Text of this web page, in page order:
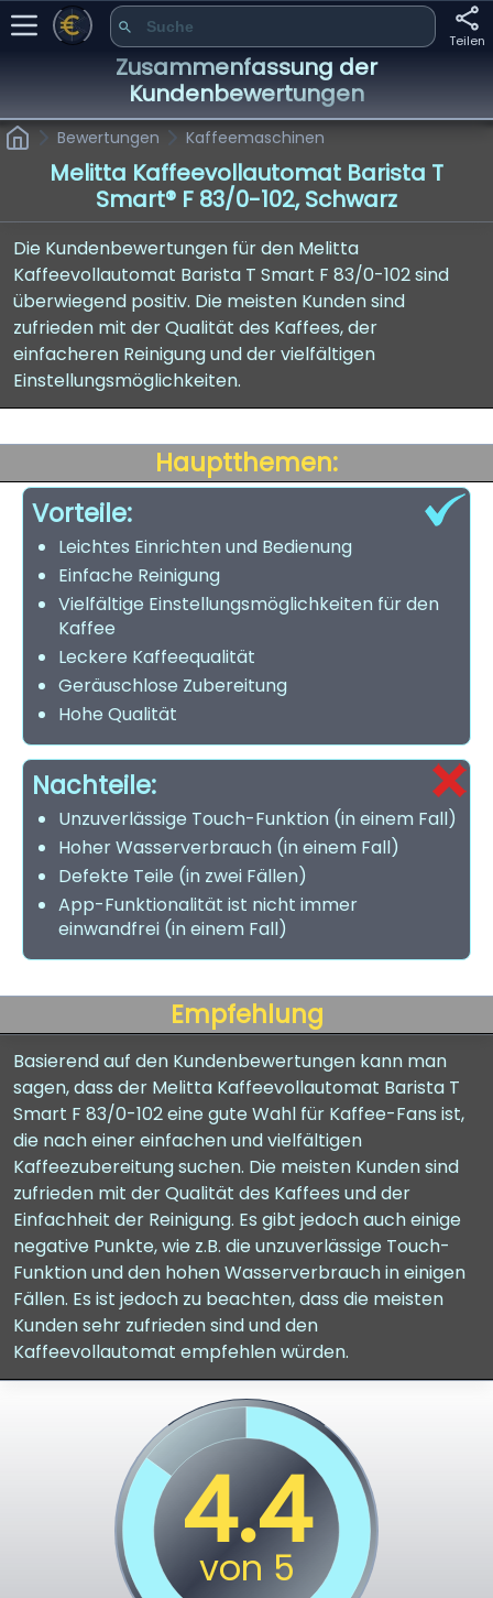
Teilen
Zusammenfassung der
Kundenbewertungen
Bewertungen Kaffeemaschinen
Melitta Kaffeevollautomat Barista T
Smart® F 83/0-102, Schwarz
Die Kundenbewertungen für den Melitta
Kaffeevollautomat Barista T Smart F 83/0-102 sind
überwiegend positiv. Die meisten Kunden sind
zufrieden mit der Qualität des Kaffees, der
einfacheren Reinigung und der vielfältigen
Einstellungsmöglichkeiten.
Hauptthemen:
Vorteile:
Leichtes Einrichten und Bedienung
Einfache Reinigung
Vielfältige Einstellungsmöglichkeiten für den
Kaffee
Leckere Kaffeequalität
Geräuschlose Zubereitung
Hohe Qualität
Nachteile:
Unzuverlässige Touch-Funktion (in einem Fall)
Hoher Wasserverbrauch (in einem Fall)
Defekte Teile (in zwei Fällen)
App-Funktionalität ist nicht immer
einwandfrei (in einem Fall)
Empfehlung
Basierend auf den Kundenbewertungen kann man
sagen, dass der Melitta Kaffeevollautomat Barista T
Smart F 83/0-102 eine gute Wahl für Kaffee-Fans ist,
die nach einer einfachen und vielfältigen
Kaffeezubereitung suchen. Die meisten Kunden sind
zufrieden mit der Qualität des Kaffees und der
Einfachheit der Reinigung. Es gibt jedoch auch einige
negative Punkte, wie z.B. die unzuverlässige Touch-
Funktion und den hohen Wasserverbrauch in einigen
Fällen. Es ist jedoch zu beachten, dass die meisten
Kunden sehr zufrieden sind und den
Kaffeevollautomat empfehlen würden.